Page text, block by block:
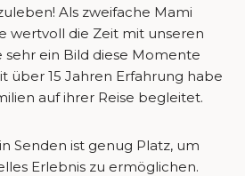
Als zweifache Mami
wertvoll die Zeit mit unseren
sehr ein Bild diese Momente
über 15 Jahren Erfahrung habe
auf ihrer Reise begleitet.
Senden ist genug Platz, um
Erlebnis zu ermöglichen.